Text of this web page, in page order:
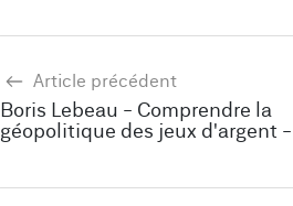
Article précédent
Boris Lebeau - Comprendre la
géopolitique des jeux d'argent